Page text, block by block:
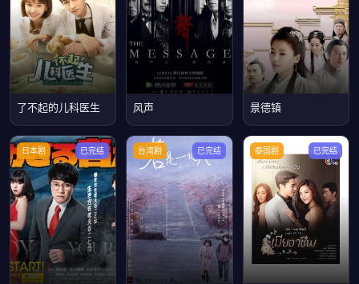
了不起的儿科医生 风声 景德镇
日本剧 已完结 台湾剧 已完结 泰国剧 已完结